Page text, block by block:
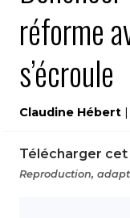
réforme
s’écroule
Claudine Hébert
Télécharger
Reproduction,